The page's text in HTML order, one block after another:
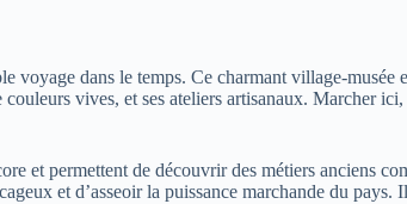
voyage dans le temps. Ce charmant village-
couleurs vives, et ses ateliers artisanaux. Marcher
et permettent de découvrir des métiers anciens
et d’asseoir la puissance marchande du